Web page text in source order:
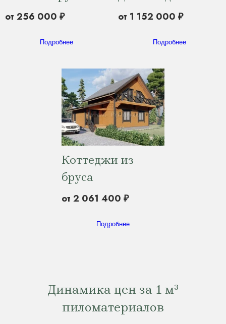
от 256 000 ₽
Подробнее
от 1 152 000 ₽
Подробнее
Коттеджи из
бруса
от 2 061 400 ₽
Подробнее
Динамика цен за 1 м³
пиломатериалов